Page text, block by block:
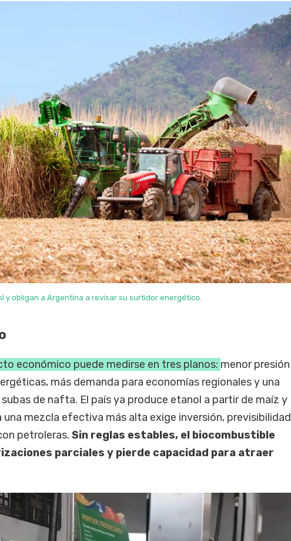
y obligan a Argentina a revisar su surtidor energético.
económico puede medirse en tres planos: menor presión
más demanda para economías regionales y una
de nafta. El país ya produce etanol a partir de maíz y
una mezcla efectiva más alta exige inversión, previsibilidad
petroleras. Sin reglas estables, el biocombustible
parciales y pierde capacidad para atraer